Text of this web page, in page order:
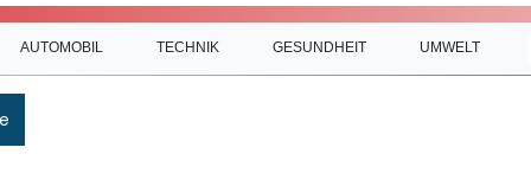
AUTOMOBIL TECHNIK GESUNDHEIT UMWELT